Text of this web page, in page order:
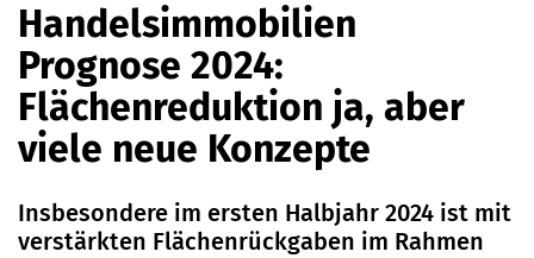
Handelsimmobilien
Prognose 2024:
Flächenreduktion ja, aber
viele neue Konzepte
Insbesondere im ersten Halbjahr 2024 ist mit
verstärkten Flächenrückgaben im Rahmen